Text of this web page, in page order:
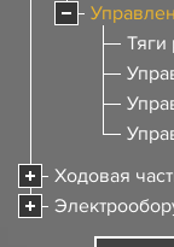
Тяги
Ходовая